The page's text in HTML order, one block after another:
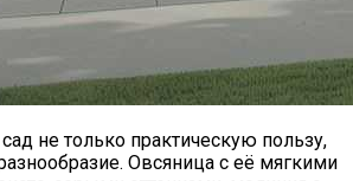
не только практическую пользу,
Овсяница с её мягкими